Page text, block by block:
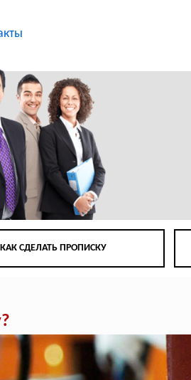
КАК СДЕЛАТЬ ПРОПИСКУ